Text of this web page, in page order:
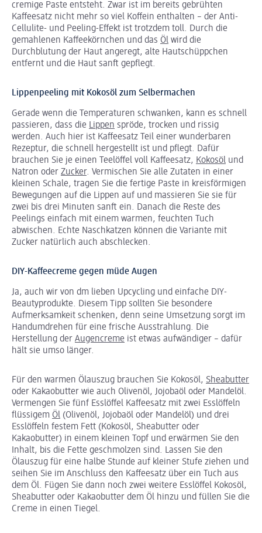
cremige Paste entsteht. Zwar ist im bereits gebrühten
Kaffeesatz nicht mehr so viel Koffein enthalten – der Anti-
Cellulite- und Peeling-Effekt ist trotzdem toll. Durch die
gemahlenen Kaffeekörnchen und das Öl wird die
Durchblutung der Haut angeregt, alte Hautschüppchen
entfernt und die Haut sanft gepflegt.
Lippenpeeling mit Kokosöl zum Selbermachen
Gerade wenn die Temperaturen schwanken, kann es schnell
passieren, dass die Lippen spröde, trocken und rissig
werden. Auch hier ist Kaffeesatz Teil einer wunderbaren
Rezeptur, die schnell hergestellt ist und pflegt. Dafür
brauchen Sie je einen Teelöffel voll Kaffeesatz, Kokosöl und
Natron oder Zucker. Vermischen Sie alle Zutaten in einer
kleinen Schale, tragen Sie die fertige Paste in kreisförmigen
Bewegungen auf die Lippen auf und massieren Sie sie für
zwei bis drei Minuten sanft ein. Danach die Reste des
Peelings einfach mit einem warmen, feuchten Tuch
abwischen. Echte Naschkatzen können die Variante mit
Zucker natürlich auch abschlecken.
DIY-Kaffeecreme gegen müde Augen
Ja, auch wir von dm lieben Upcycling und einfache DIY-
Beautyprodukte. Diesem Tipp sollten Sie besondere
Aufmerksamkeit schenken, denn seine Umsetzung sorgt im
Handumdrehen für eine frische Ausstrahlung. Die
Herstellung der Augencreme ist etwas aufwändiger – dafür
hält sie umso länger.
Für den warmen Ölauszug brauchen Sie Kokosöl, Sheabutter
oder Kakaobutter wie auch Olivenöl, Jojobaöl oder Mandelöl.
Vermengen Sie fünf Esslöffel Kaffeesatz mit zwei Esslöffeln
flüssigem Öl (Olivenöl, Jojobaöl oder Mandelöl) und drei
Esslöffeln festem Fett (Kokosöl, Sheabutter oder
Kakaobutter) in einem kleinen Topf und erwärmen Sie den
Inhalt, bis die Fette geschmolzen sind. Lassen Sie den
Ölauszug für eine halbe Stunde auf kleiner Stufe ziehen und
seihen Sie im Anschluss den Kaffeesatz über ein Tuch aus
dem Öl. Fügen Sie dann noch zwei weitere Esslöffel Kokosöl,
Sheabutter oder Kakaobutter dem Öl hinzu und füllen Sie die
Creme in einen Tiegel.